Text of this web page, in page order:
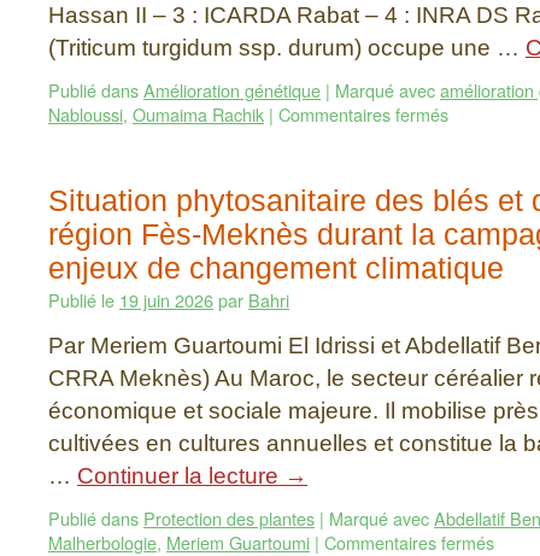
Hassan II – 3 : ICARDA Rabat – 4 : INRA DS
(Triticum turgidum ssp. durum) occupe une …
Publié dansAmélioration génétique | Marqué avecamélioration
Nabloussi, Oumaima Rachik | Commentaires fermés
Situation phytosanitaire des blés et
région Fès-Meknès durant la
enjeux de changement climatique
Publié le 19 juin 2026par Bahri
Par Meriem Guartoumi El Idrissi et Abdellatif
CRRA Meknès) Au Maroc, le secteur céréalier
économique et sociale majeure. Il mobilise
cultivées en cultures annuelles et constitue la
… Continuer la lecture →
Publié dans Protection des plantes | Marqué avecAbdellatif
Malherbologie, Meriem Guartoumi | Commentaires fermés